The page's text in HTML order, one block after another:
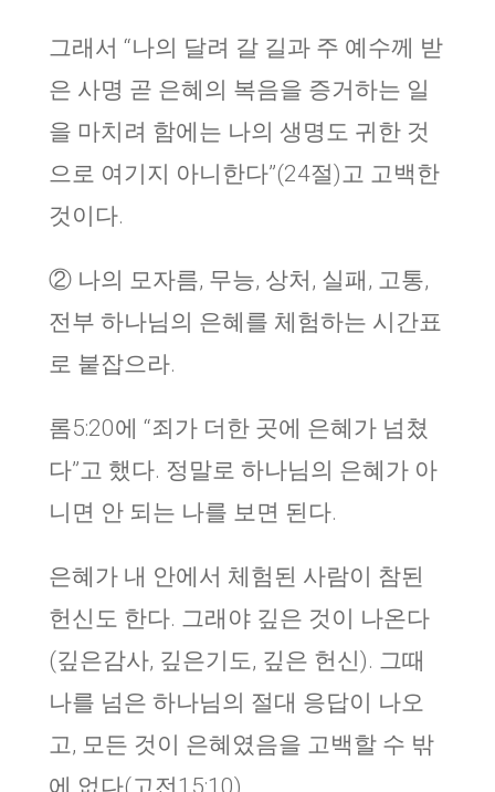
그래서 “나의 달려 갈 길과 주 예수께 받
은 사명 곧 은혜의 복음을 증거하는 일
을 마치려 함에는 나의 생명도 귀한 것
으로 여기지 아니한다”(24절)고 고백한
것이다.
② 나의 모자름, 무능, 상처, 실패, 고통,
전부 하나님의 은혜를 체험하는 시간표
로 붙잡으라.
롬5:20에 “죄가 더한 곳에 은혜가 넘쳤
다”고 했다. 정말로 하나님의 은혜가 아
니면 안 되는 나를 보면 된다.
은혜가 내 안에서 체험된 사람이 참된
헌신도 한다. 그래야 깊은 것이 나온다
(깊은감사, 깊은기도, 깊은 헌신). 그때
나를 넘은 하나님의 절대 응답이 나오
고, 모든 것이 은혜였음을 고백할 수 밖
에 없다(고전15:10).